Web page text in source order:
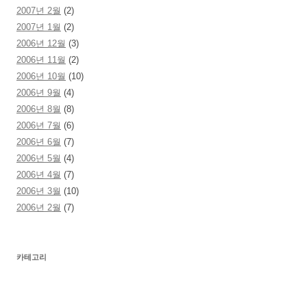
2007년 2월 (2)
2007년 1월 (2)
2006년 12월 (3)
2006년 11월 (2)
2006년 10월 (10)
2006년 9월 (4)
2006년 8월 (8)
2006년 7월 (6)
2006년 6월 (7)
2006년 5월 (4)
2006년 4월 (7)
2006년 3월 (10)
2006년 2월 (7)
카테고리